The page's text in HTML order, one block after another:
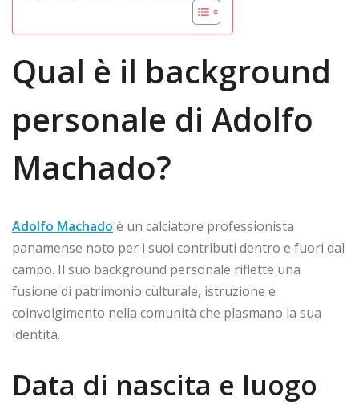
Qual è il background
personale di Adolfo
Machado?
Adolfo Machado è un calciatore professionista
panamense noto per i suoi contributi dentro e fuori dal
campo. Il suo background personale riflette una
fusione di patrimonio culturale, istruzione e
coinvolgimento nella comunità che plasmano la sua
identità.
Data di nascita e luogo